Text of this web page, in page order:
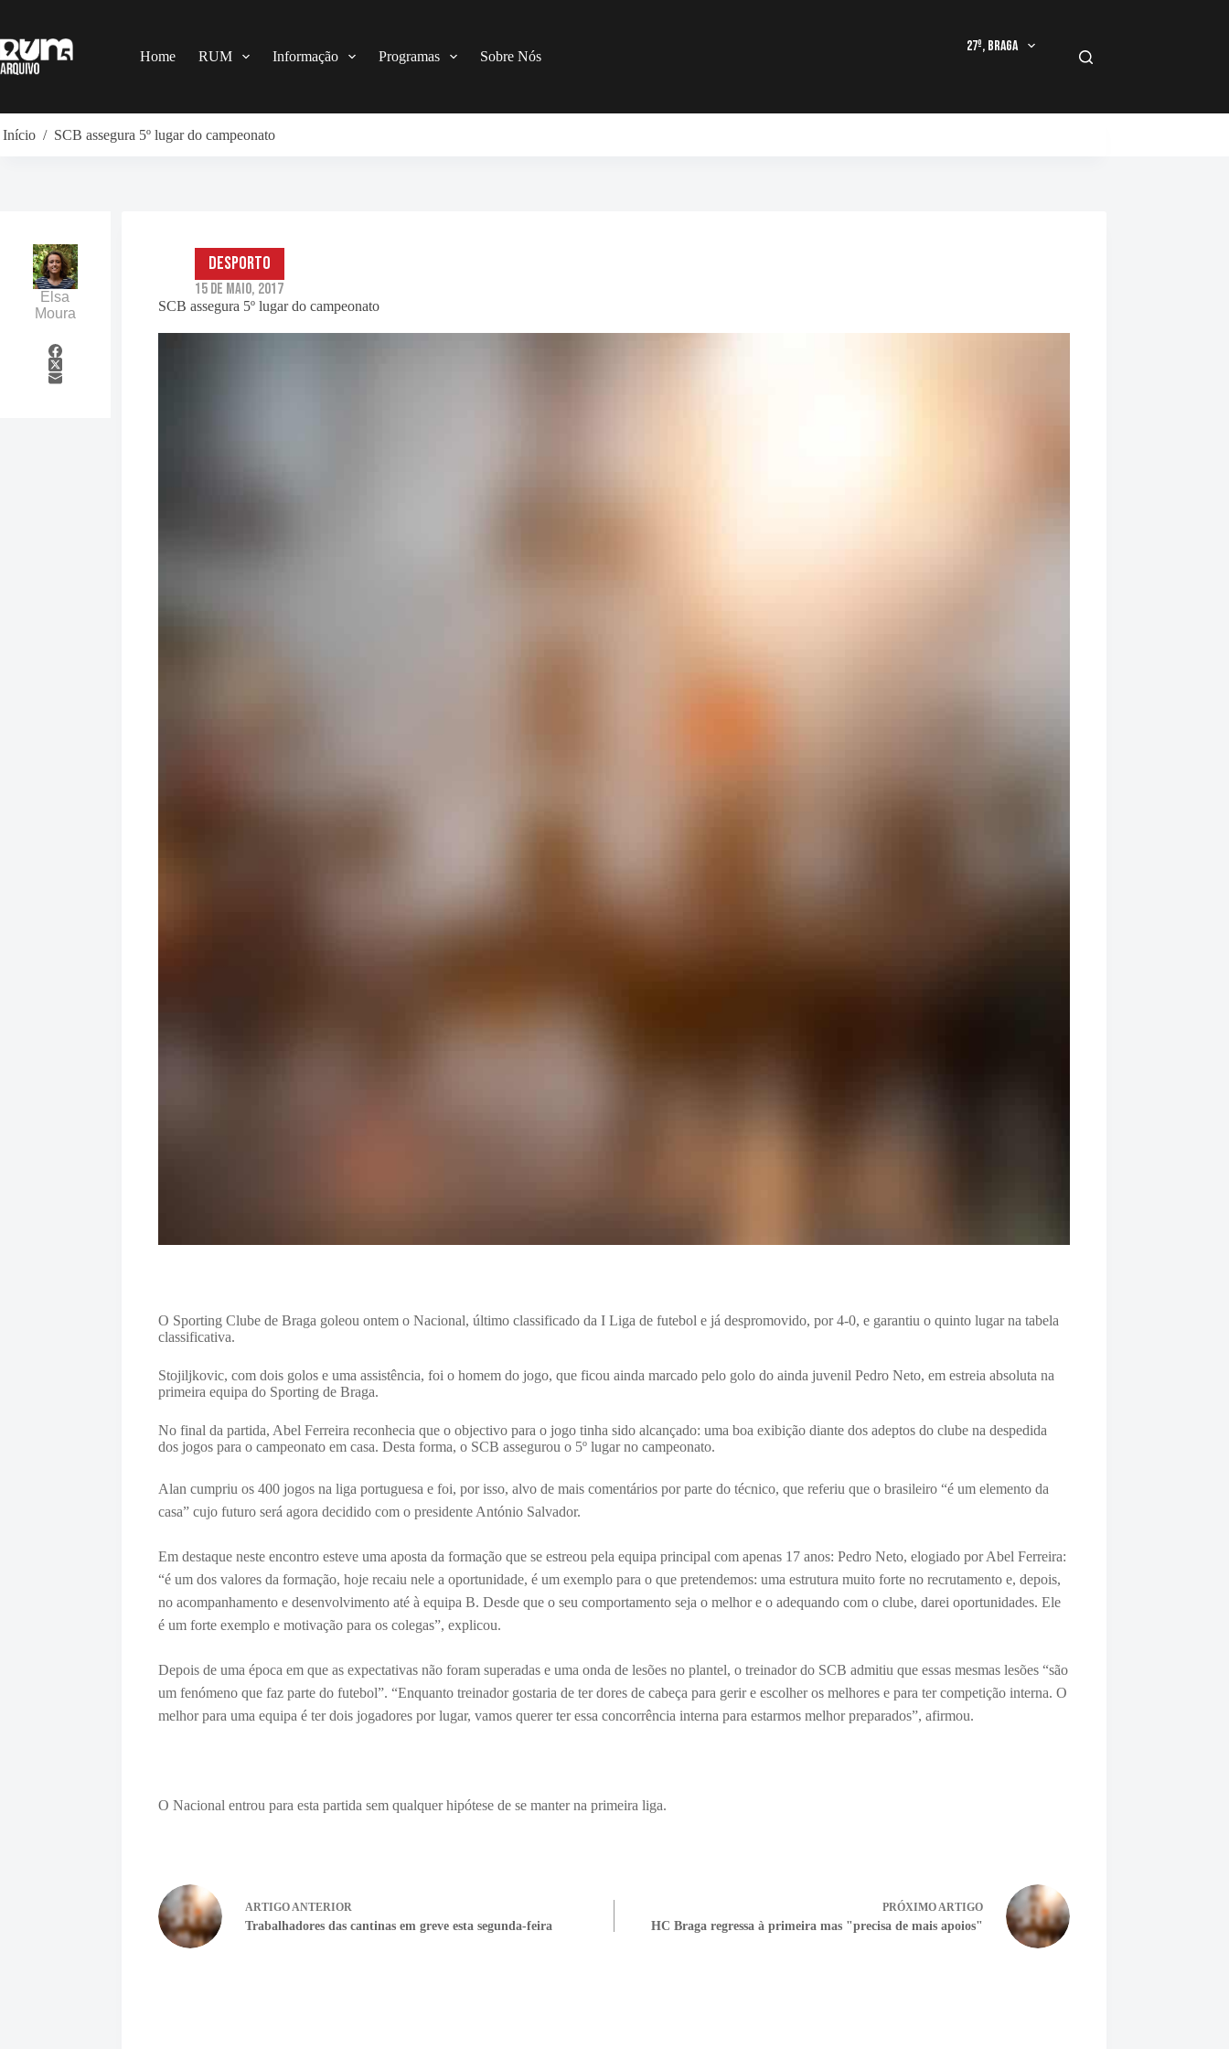
o
conteúdo
Home RUM Informação Programas Sobre Nós
27º, Braga
Início / SCB assegura 5º lugar do campeonato
SCB assegura 5º lugar do campeonato
Desporto
15 de Maio, 2017
O Sporting Clube de Braga goleou ontem o Nacional, último classificado da I Liga de futebol e já despromovido, por 4-0, e garantiu o quinto lugar na tabela
classificativa.
Stojiljkovic, com dois golos e uma assistência, foi o homem do jogo, que ficou ainda marcado pelo golo do ainda juvenil Pedro Neto, em estreia absoluta na
primeira equipa do Sporting de Braga.
No final da partida, Abel Ferreira reconhecia que o objectivo para o jogo tinha sido alcançado: uma boa exibição diante dos adeptos do clube na despedida
dos jogos para o campeonato em casa. Desta forma, o SCB assegurou o 5º lugar no campeonato.
Alan cumpriu os 400 jogos na liga portuguesa e foi, por isso, alvo de mais comentários por parte do técnico, que referiu que o brasileiro “é um elemento da
casa” cujo futuro será agora decidido com o presidente António Salvador.
Em destaque neste encontro esteve uma aposta da formação que se estreou pela equipa principal com apenas 17 anos:Pedro Neto, elogiado por Abel Ferreira:
“é um dos valores da formação, hoje recaiu nele a oportunidade, é um exemplo para o que pretendemos: uma estrutura muito forte no recrutamento e, depois,
no acompanhamento e desenvolvimento até à equipa B.Desde que o seu comportamento seja o melhor e o adequando com o clube, darei oportunidades. Ele
é um forte exemplo e motivação para os colegas”, explicou.
Depois de uma época em que as expectativas não foram superadas e uma onda de lesões no plantel, o treinador do SCB admitiu que essas mesmas lesões “são
um fenómeno que faz parte do futebol”. “Enquanto treinador gostaria de ter dores de cabeça para gerir e escolher os melhores e para ter competição interna. O
melhor para uma equipa é ter dois jogadores por lugar, vamos querer ter essa concorrência interna para estarmos melhor preparados”, afirmou.
O Nacional entrou para esta partida sem qualquer hipótese de se manter na primeira liga.
ARTIGOANTERIOR
Trabalhadores das cantinas em greve esta segunda-feira
PRÓXIMOARTIGO
HC Braga regressa à primeira mas "precisa de mais apoios"
Elsa
Moura